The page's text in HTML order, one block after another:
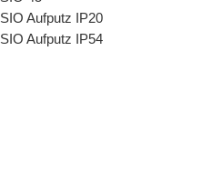
Aufputz IP20
Aufputz IP54